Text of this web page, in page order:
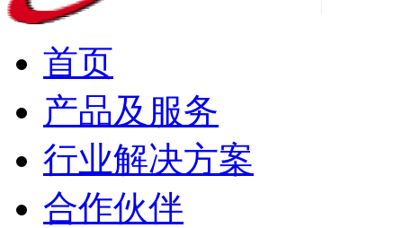
首页
产品及服务
行业解决方案
合作伙伴